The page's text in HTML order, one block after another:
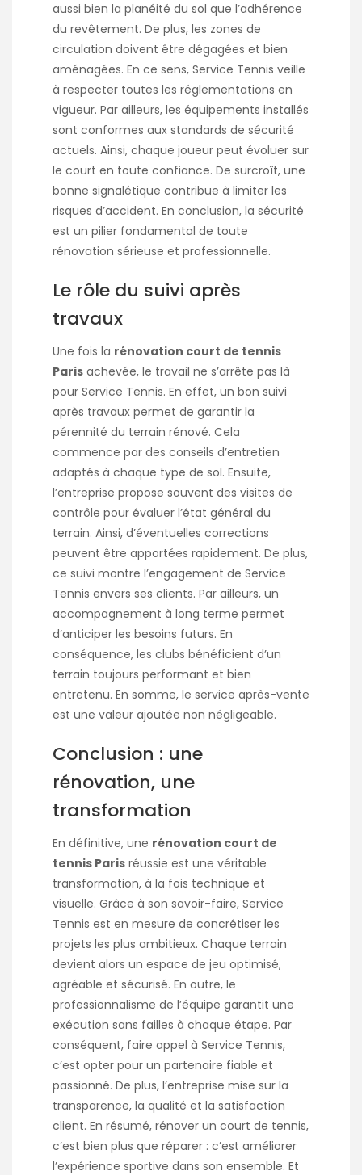
aussi bien la planéité du sol que l’adhérence
du revêtement. De plus, les zones de
circulation doivent être dégagées et bien
aménagées. En ce sens, Service Tennis veille
à respecter toutes les réglementations en
vigueur. Par ailleurs, les équipements installés
sont conformes aux standards de sécurité
actuels. Ainsi, chaque joueur peut évoluer sur
le court en toute confiance. De surcroît, une
bonne signalétique contribue à limiter les
risques d’accident. En conclusion, la sécurité
est un pilier fondamental de toute
rénovation sérieuse et professionnelle.
Le rôle du suivi après
travaux
Une fois la rénovation court de tennis
Paris achevée, le travail ne s’arrête pas là
pour Service Tennis. En effet, un bon suivi
après travaux permet de garantir la
pérennité du terrain rénové. Cela
commence par des conseils d’entretien
adaptés à chaque type de sol. Ensuite,
l’entreprise propose souvent des visites de
contrôle pour évaluer l’état général du
terrain. Ainsi, d’éventuelles corrections
peuvent être apportées rapidement. De plus,
ce suivi montre l’engagement de Service
Tennis envers ses clients. Par ailleurs, un
accompagnement à long terme permet
d’anticiper les besoins futurs. En
conséquence, les clubs bénéficient d’un
terrain toujours performant et bien
entretenu. En somme, le service après-vente
est une valeur ajoutée non négligeable.
Conclusion : une
rénovation, une
transformation
En définitive, une rénovation court de
tennis Paris réussie est une véritable
transformation, à la fois technique et
visuelle. Grâce à son savoir-faire, Service
Tennis est en mesure de concrétiser les
projets les plus ambitieux. Chaque terrain
devient alors un espace de jeu optimisé,
agréable et sécurisé. En outre, le
professionnalisme de l’équipe garantit une
exécution sans failles à chaque étape. Par
conséquent, faire appel à Service Tennis,
c’est opter pour un partenaire fiable et
passionné. De plus, l’entreprise mise sur la
transparence, la qualité et la satisfaction
client. En résumé, rénover un court de tennis,
c’est bien plus que réparer : c’est améliorer
l’expérience sportive dans son ensemble. Et